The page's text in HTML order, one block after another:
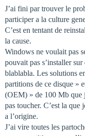
J’ai fini par trouver le
participer a la culture
C’est en tentant de
la cause.
Windows ne voulait pas
pouvait pas s’installer
blablabla. Les solutions
partitions de ce disque »
(OEM) » de 100 Mb que
pas toucher. C’est la
a l’origine.
J’ai vire toutes les